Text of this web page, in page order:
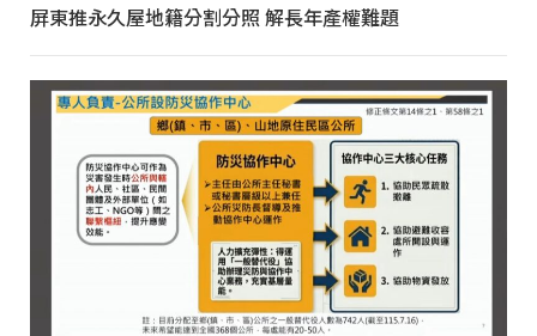
屏東推永久屋地籍分割分照 解長年產權難題